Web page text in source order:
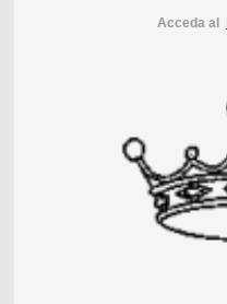
Acceda al